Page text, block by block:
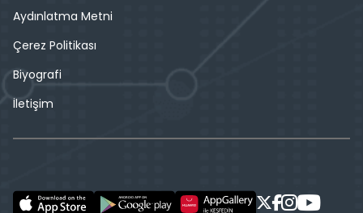
Aydınlatma Metni
Çerez Politikası
Biyografi
İletişim